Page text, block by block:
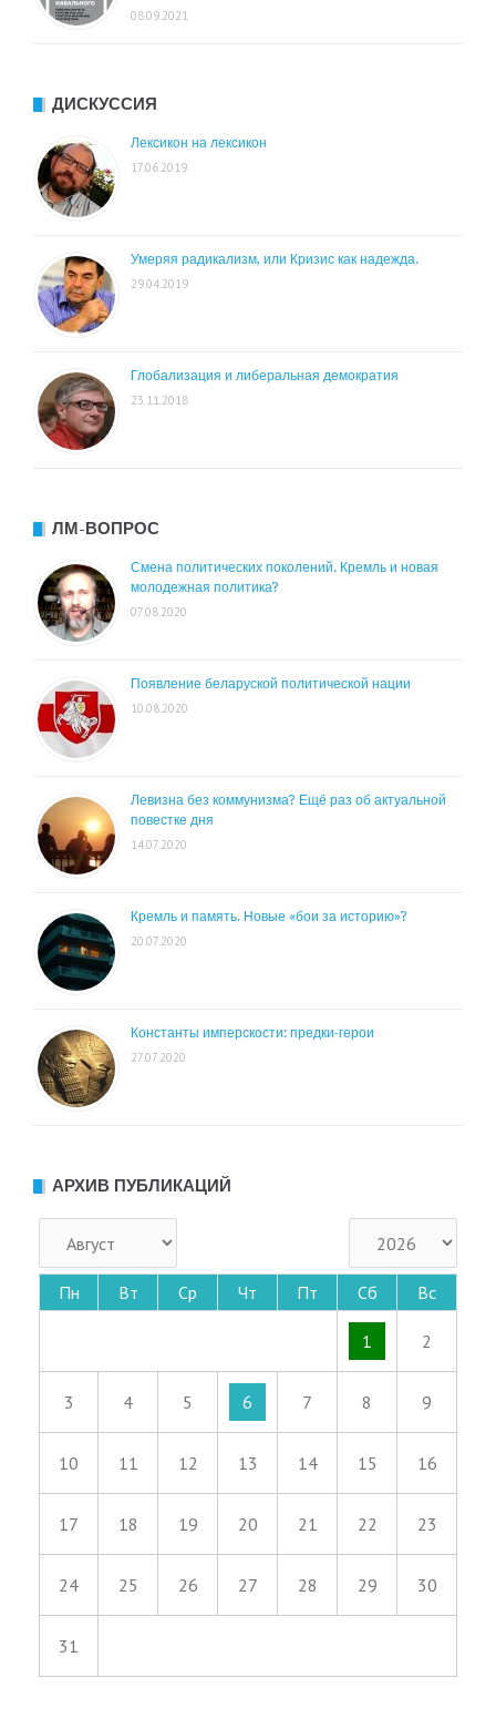
08.09.2021
ДИСКУССИЯ
Лексикон на лексикон
17.06.2019
Умеряя радикализм, или Кризис как надежда.
29.04.2019
Глобализация и либеральная демократия
23.11.2018
ЛМ-ВОПРОС
Смена политических поколений. Кремль и новая
молодежная политика?
07.08.2020
Появление беларуской политической нации
10.08.2020
Левизна без коммунизма? Ещё раз об актуальной
повестке дня
14.07.2020
Кремль и память. Новые «бои за историю»?
20.07.2020
Константы имперскости: предки-герои
27.07.2020
АРХИВ ПУБЛИКАЦИЙ
Пн Вт Ср Чт Пт Сб Вс
1 2
3 4 5 6 7 8 9
10 11 12 13 14 15 16
17 18 19 20 21 22 23
24 25 26 27 28 29 30
31